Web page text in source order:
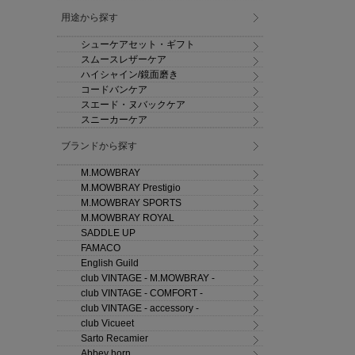
用途から探す
シューケアセット・ギフト
スムースレザーケア
ハイシャイン/鏡面磨き
コードバンケア
スエード・ヌバックケア
スニーカーケア
ブランドから探す
M.MOWBRAY
M.MOWBRAY Prestigio
M.MOWBRAY SPORTS
M.MOWBRAY ROYAL
SADDLE UP
FAMACO
English Guild
club VINTAGE - M.MOWBRAY -
club VINTAGE - COMFORT -
club VINTAGE - accessory -
club Vicueet
Sarto Recamier